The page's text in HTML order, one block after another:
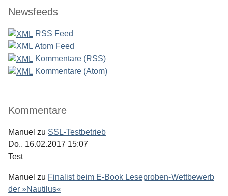
Newsfeeds
RSS Feed
Atom Feed
Kommentare (RSS)
Kommentare (Atom)
Kommentare
Manuel zu SSL-Testbetrieb
Do., 16.02.2017 15:07
Test
Manuel zu Finalist beim E-Book Leseproben-Wettbewerb
der »Nautilus«